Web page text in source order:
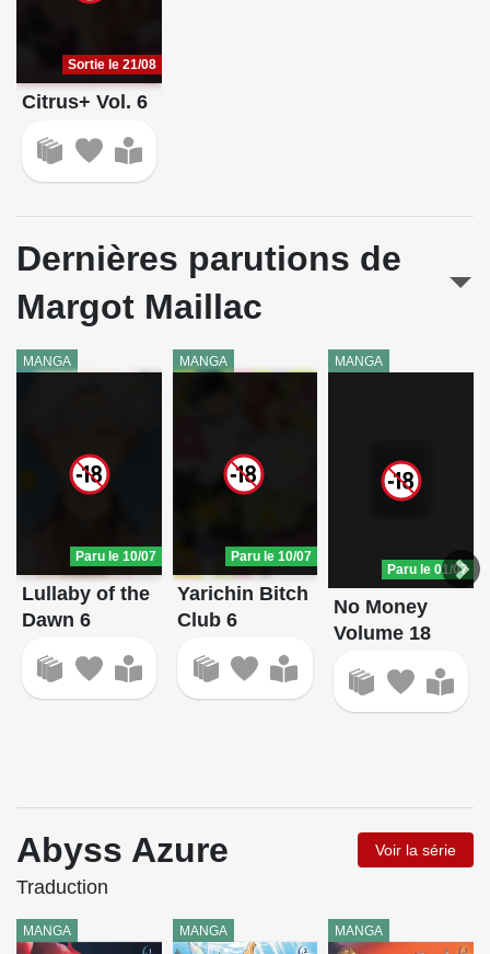
Yako et Poko
Sortie le 21/08
Citrus+ Vol. 6
Dernières parutions de
Margot Maillac
MANGA
Paru le 10/07
Lullaby of the
Dawn 6
MANGA
Paru le 10/07
Yarichin Bitch
Club 6
MANGA
Paru le 01/07
No Money
Volume 18
Abyss Azure Voir la série
Traduction
MANGA MANGA MANGA